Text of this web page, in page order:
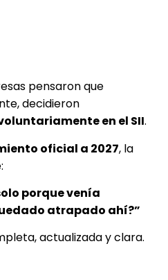
pensaron que
decidieron
en el SII.
oficial a 2027, la
porque venía
atrapado ahí?”
actualizada y clara.